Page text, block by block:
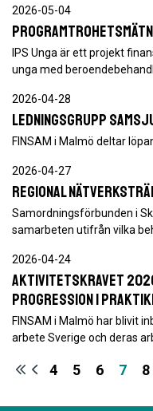
2026-05-04
IPS Unga är ett projekt
unga med
2026-04-28
Ledningsgrupp
FINSAM i Malmö deltar
2026-04-27
Regional
Samordningsförbunden i
samarbeten utifrån vilka
2026-04-24
Aktivitetskravet
progression i
FINSAM i Malmö har blivit
arbete Sverige och deras
4 5 6 7 8